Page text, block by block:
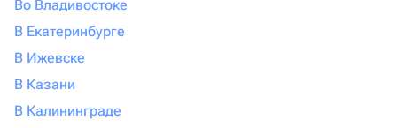
Во Владивостоке
В Екатеринбурге
В Ижевске
В Казани
В Калининграде